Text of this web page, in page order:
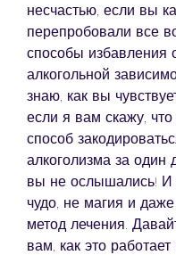
несчастью, если вы
перепробовали все
способы избавления
алкогольной
знаю, как вы
если я вам скажу, что
способ
алкоголизма за один
вы не ослышались! И
чудо, не магия и
метод лечения.
вам, как это